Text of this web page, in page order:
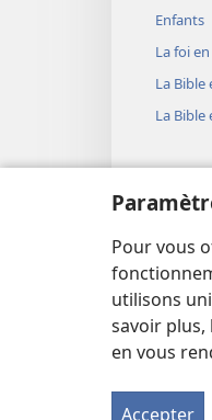
Pour vous
utilisons
savoir plus,
en vous
Accepter
Enfants
La foi
La Bible
La Bible